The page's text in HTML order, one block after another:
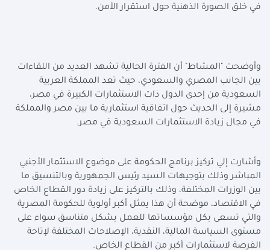
في خلق الصورة الذهنية حول استقرار الأمن.
وأوضحت "المشاط" أن الفترة الحالية تشهد العديد من اللقاءات
بين الجانب المصري والسعودي، حيث تعد المملكة العربية
السعودية من إحدى الدول ذات الاستثمارات الكبيرة في مصر،
مشيرة إلى الحديث حول اتفاقية استثمارية ما بين مصر والمملكة
في مجال زيادة الاستثمارات السعودية في مصر.
وأشارت إلي تركيز برنامج الحكومة على موضوع الاستثمار الأجنبي
المباشر وذلك بتوجيهات السيد رئيس الجمهورية وبالتنسيق ما
بين الوزرات المختلفة، وذلك بالتركيز على زيادة دور القطاع الخاص
في الاقتصاد، موضحة أن هذا يمثل أكبر أولوية للحكومة المصرية
والتي تسعى بكل مؤسساتها للعمل بشكل متناسق سواء على
مستوى السياسة المالية، النقدية، الإصلاحات المختلفة لإتاحة
الفرصة لاستثمارات أكبر من القطاع الخاص.